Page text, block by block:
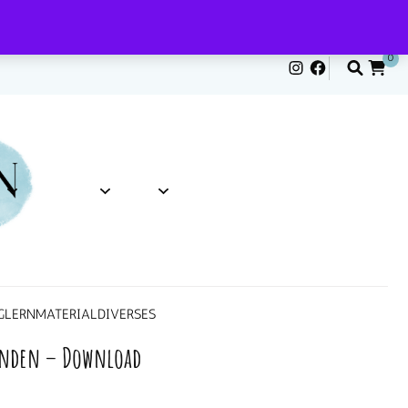
0
LERNMATERIALDIVERSES
– Download